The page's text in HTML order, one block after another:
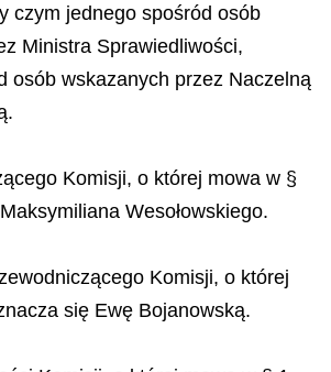
czym jednego spośród osób
Ministra Sprawiedliwości,
osób wskazanych przez Naczelną
Komisji, o której mowa w §
Wesołowskiego.
Komisji, o której
się Ewę Bojanowską.